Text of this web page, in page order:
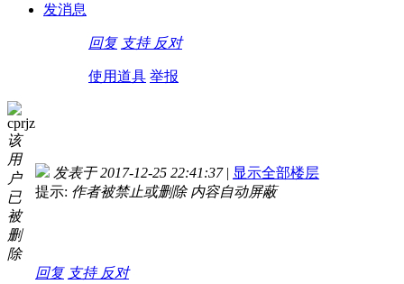
发消息
回复 支持 反对
使用道具 举报
cprjz
该
用
户
已
被
删
除
发表于 2017-12-25 22:41:37 | 显示全部楼层
提示: 作者被禁止或删除 内容自动屏蔽
回复 支持 反对